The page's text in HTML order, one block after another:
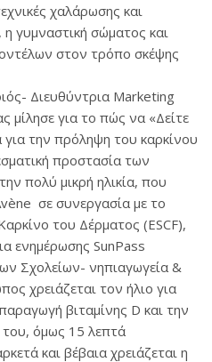
χαλάρωσης και
γυμναστική σώματος και
στον τρόπο σκέψης
Διευθύντρια Marketing
μίλησε για το πώς να «Δείτε
την πρόληψη του καρκίνου
προστασία των
πολύ μικρή ηλικία, που
σε συνεργασία με το
του Δέρματος (ESCF),
ενημέρωσης SunPass
Σχολείων- νηπιαγωγεία &
χρειάζεται τον ήλιο για
βιταμίνης D και την
του, όμως 15 λεπτά
και βέβαια χρειάζεται η